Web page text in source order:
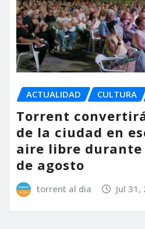
ACTUALIDAD CULTURA
Torrent
de la ciudad en
aire libre durante
de agosto
torrent al dia Jul 31,